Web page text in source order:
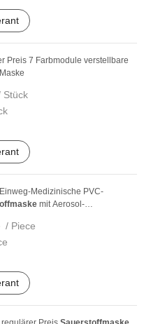
Preis 7 Farbmodule verstellbare
Stück
Medizinische PVC-
mit Aerosol-
/ Piece